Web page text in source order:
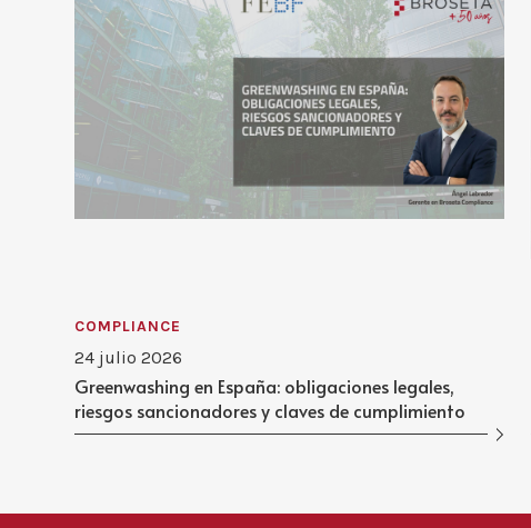
COMPLIANCE
24 julio 2026
Greenwashing en España: obligaciones legales,
riesgos sancionadores y claves de cumplimiento